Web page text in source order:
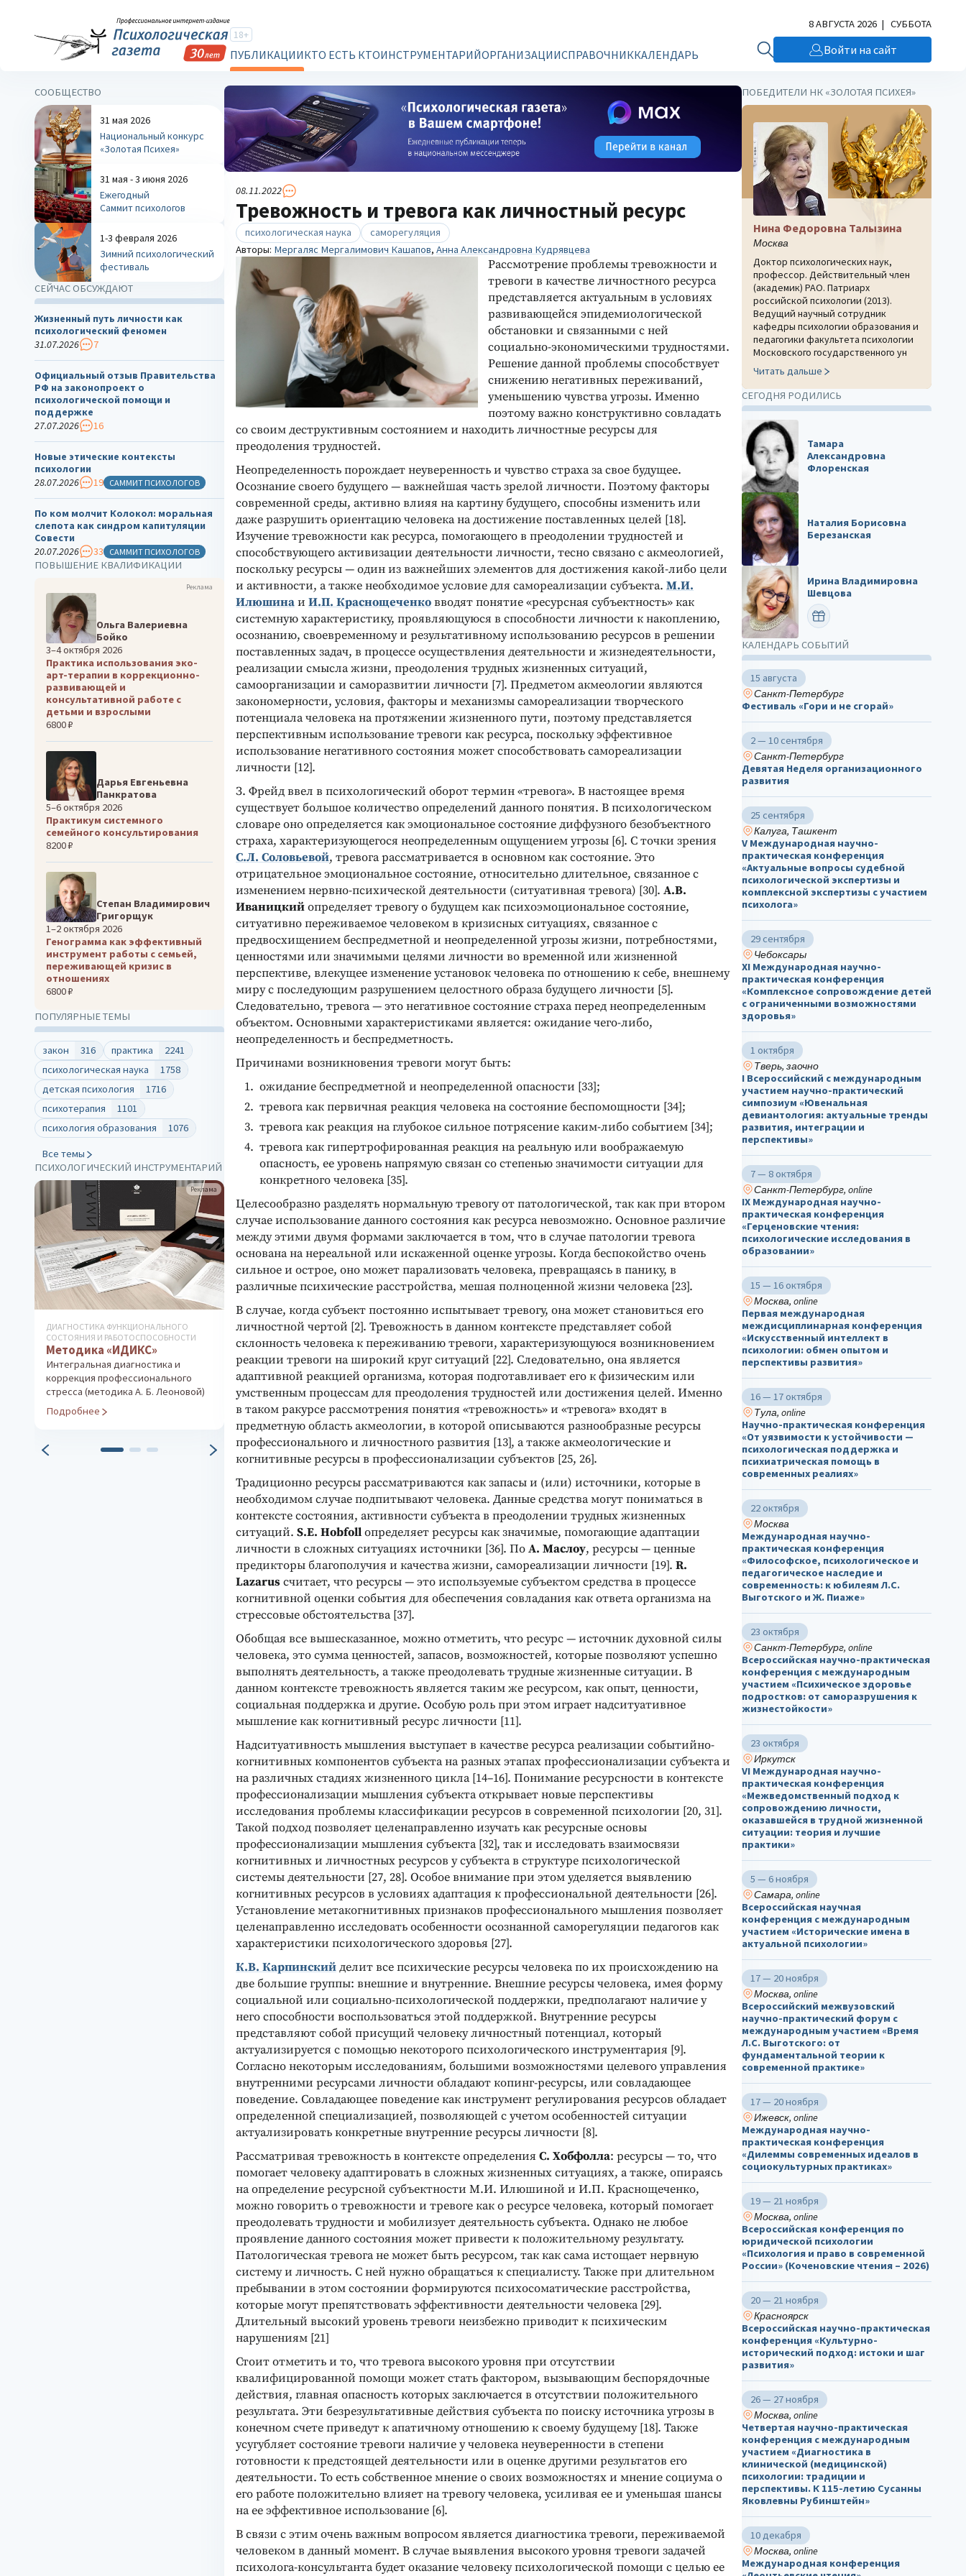
18+
ПУБЛИКАЦИИКТО ЕСТЬ КТОИНСТРУМЕНТАРИЙОРГАНИЗАЦИИСПРАВОЧНИККАЛЕНДАРЬ
8 АВГУСТА 2026 | СУББОТА
Войти на сайт
08.11.2022
Тревожность и тревога как личностный ресурс
психологическая наука
саморегуляция
Авторы: Мергаляс Мергалимович Кашапов, Анна Александровна Кудрявцева
Рассмотрение проблемы тревожности и
тревоги в качестве личностного ресурса
представляется актуальным в условиях
развивающейся эпидемиологической
обстановки и связанными с ней
социально-экономическими трудностями.
Решение данной проблемы способствует
снижению негативных переживаний,
уменьшению чувства угрозы. Именно
поэтому важно конструктивно совладать
со своим деструктивным состоянием и находить личностные ресурсы для
преодоления трудностей.
Неопределенность порождает неуверенность и чувство страха за свое будущее.
Осознание своего будущего — важнейшая часть зрелой личности. Поэтому факторы
современной среды, активно влияя на картину будущего, способны изменить или
даже разрушить ориентацию человека на достижение поставленных целей [18].
Изучение тревожности как ресурса, помогающего в преодолении трудностей и
способствующего активизации деятельности личности, тесно связано с акмеологией,
поскольку ресурсы — один из важнейших элементов для достижения какой-либо цели
и активности, а также необходимое условие для самореализации субъекта. М.И.
Илюшинаи И.П. Краснощеченковводят понятие «ресурсная субъектность» как
системную характеристику, проявляющуюся в способности личности к накоплению,
осознанию, своевременному и результативному использованию ресурсов в решении
поставленных задач, в процессе осуществления деятельности и жизнедеятельности,
реализации смысла жизни, преодоления трудных жизненных ситуаций,
самоорганизации и саморазвитии личности [7]. Предметом акмеологии являются
закономерности, условия, факторы и механизмы самореализации творческого
потенциала человека на протяжении жизненного пути, поэтому представляется
перспективным использование тревоги как ресурса, поскольку эффективное
использование негативного состояния может способствовать самореализации
личности [12].
З. Фрейд ввел в психологический оборот термин «тревога». В настоящее время
существует большое количество определений данного понятия. В психологическом
словаре оно определяется как эмоциональное состояние диффузного безобъектного
страха, характеризующегося неопределенным ощущением угрозы [6]. С точки зрения
С.Л. Соловьевой, тревога рассматривается в основном как состояние. Это
отрицательное эмоциональное состояние, относительно длительное, связанное с
изменением нервно-психической деятельности (ситуативная тревога) [30]. А.В.
Иваницкийопределяет тревогу о будущем как психоэмоциональное состояние,
ситуативно переживаемое человеком в кризисных ситуациях, связанное с
предвосхищением беспредметной и неопределенной угрозы жизни, потребностями,
ценностями или значимыми целями личности во временной или жизненной
перспективе, влекущее изменение установок человека по отношению к себе, внешнему
миру с последующим разрушением целостного образа будущего личности [5].
Следовательно, тревога — это негативное состояние страха перед неопределенным
объектом. Основными характеристиками является: ожидание чего-либо,
неопределенность и беспредметность.
Причинами возникновения тревоги могут быть:
ожидание беспредметной и неопределенной опасности [33];
тревога как первичная реакция человека на состояние беспомощности [34];
тревога как реакция на глубокое сильное потрясение каким-либо событием [34];
тревога как гипертрофированная реакция на реальную или воображаемую
опасность, ее уровень напрямую связан со степенью значимости ситуации для
конкретного человека [35].
Целесообразно разделять нормальную тревогу от патологической, так как при втором
случае использование данного состояния как ресурса невозможно. Основное различие
между этими двумя формами заключается в том, что в случае патологии тревога
основана на нереальной или искаженной оценке угрозы. Когда беспокойство очень
сильное и острое, оно может парализовать человека, превращаясь в панику, в
различные психические расстройства, мешая полноценной жизни человека [23].
В случае, когда субъект постоянно испытывает тревогу, она может становиться его
личностной чертой [2]. Тревожность в данном контексте представляет собой
склонность человека к переживанию тревоги, характеризующуюся возникновением
реакции тревоги на широкий круг ситуаций [22]. Следовательно, она является
адаптивной реакцией организма, которая подготавливает его к физическим или
умственным процессам для преодоления трудностей или достижения целей. Именно
в таком ракурсе рассмотрения понятия «тревожность» и «тревога» входят в
предметную область акмеологии, в которой описываются разнообразные ресурсы
профессионального и личностного развития [13], а также акмеологические и
когнитивные ресурсы в профессионализации субъектов [25, 26].
Традиционно ресурсы рассматриваются как запасы и (или) источники, которые в
необходимом случае подпитывают человека. Данные средства могут пониматься в
контексте состояния, активности субъекта в преодолении трудных жизненных
ситуаций. S.E. Hobfollопределяет ресурсы как значимые, помогающие адаптации
личности в сложных ситуациях источники [36]. ПоА. Маслоу, ресурсы — ценные
предикторы благополучия и качества жизни, самореализации личности [19]. R.
Lazarus считает, что ресурсы — это используемые субъектом средства в процессе
когнитивной оценки события для обеспечения совладания как ответа организма на
стрессовые обстоятельства [37].
Обобщая все вышесказанное, можно отметить, что ресурс — источник духовной силы
человека, это сумма ценностей, запасов, возможностей, которые позволяют успешно
выполнять деятельность, а также преодолевать трудные жизненные ситуации. В
данном контексте тревожность является таким же ресурсом, как опыт, ценности,
социальная поддержка и другие. Особую роль при этом играет надситуативное
мышление как когнитивный ресурс личности [11].
Надситуативность мышления выступает в качестве ресурса реализации событийно-
когнитивных компонентов субъекта на разных этапах профессионализации субъекта и
на различных стадиях жизненного цикла [14–16]. Понимание ресурсности в контексте
профессионализации мышления субъекта открывает новые перспективы
исследования проблемы классификации ресурсов в современной психологии [20, 31].
Такой подход позволяет целенаправленно изучать как ресурсные основы
профессионализации мышления субъекта [32], так и исследовать взаимосвязи
когнитивных и личностных ресурсов у субъекта в структуре психологической
системы деятельности [27, 28]. Особое внимание при этом уделяется выявлению
когнитивных ресурсов в условиях адаптация к профессиональной деятельности [26].
Установление метакогнитивных признаков профессионального мышления позволяет
целенаправленно исследовать особенности осознанной саморегуляции педагогов как
характеристики психологического здоровья [27].
К.В. Карпинскийделит все психические ресурсы человека по их происхождению на
две большие группы: внешние и внутренние. Внешние ресурсы человека, имея форму
социальной или социально-психологической поддержки, предполагают наличие у
него способности воспользоваться этой поддержкой. Внутренние ресурсы
представляют собой присущий человеку личностный потенциал, который
актуализируется с помощью некоторого психологического инструментария [9].
Согласно некоторым исследованиям, большими возможностями целевого управления
внутренними ресурсами личности обладают копинг-ресурсы, или совладающее
поведение. Совладающее поведение как инструмент регулирования ресурсов обладает
определенной специализацией, позволяющей с учетом особенностей ситуации
актуализировать конкретные внутренние ресурсы личности [8].
Рассматривая тревожность в контексте определения С. Хобфолла: ресурсы — то, что
помогает человеку адаптировать в сложных жизненных ситуациях, а также, опираясь
на определение ресурсной субъектности М.И. Илюшиной и И.П. Краснощеченко,
можно говорить о тревожности и тревоге как о ресурсе человека, который помогает
преодолевать трудности и мобилизует деятельность субъекта. Однако не любое
проявление данного состояния может привести к положительному результату.
Патологическая тревога не может быть ресурсом, так как сама истощает нервную
систему и личность. С ней нужно обращаться к специалисту. Также при длительном
пребывании в этом состоянии формируются психосоматические расстройства,
которые могут препятствовать эффективности деятельности человека [29].
Длительный высокий уровень тревоги неизбежно приводит к психическим
нарушениям [21]
Стоит отметить и то, что тревога высокого уровня при отсутствии
квалифицированной помощи может стать фактором, вызывающим беспорядочные
действия, главная опасность которых заключается в отсутствии положительного
результата. Эти безрезультативные действия субъекта по поиску источника угрозы в
конечном счете приведут к апатичному отношению к своему будущему [18]. Также
усугубляет состояние тревоги наличие у человека неуверенности в степени
готовности к предстоящей деятельности или в оценке другими результатов его
деятельности. То есть собственное мнение о своих возможностях и мнение социума о
его работе положительно влияет на тревогу человека, усиливая ее и уменьшая шансы
на ее эффективное использование [6].
В связи с этим очень важным вопросом является диагностика тревоги, переживаемой
человеком в данный момент. В случае выявления высокого уровня тревоги задачей
психолога-консультанта будет оказание человеку психологической помощи с целью ее
СООБЩЕСТВО
31 мая 2026
Национальный конкурс
«Золотая Психея»
31 мая - 3 июня 2026
Ежегодный
Саммит психологов
1-3 февраля 2026
Зимний психологический
фестиваль
СЕЙЧАС ОБСУЖДАЮТ
Жизненный путь личности как
психологический феномен
31.07.2026
7
Официальный отзыв Правительства
РФ на законопроект о
психологической помощи и
поддержке
27.07.2026
16
Новые этические контексты
психологии
28.07.2026
19 САММИТ ПСИХОЛОГОВ
По ком молчит Колокол: моральная
слепота как синдром капитуляции
Совести
20.07.2026
33 САММИТ ПСИХОЛОГОВ
ПОВЫШЕНИЕ КВАЛИФИКАЦИИ
Реклама
Ольга Валериевна
Бойко
3–4 октября 2026
Практика использования эко-
арт-терапии в коррекционно-
развивающей и
консультативной работе с
детьми и взрослыми
6800 ₽
Дарья Евгеньевна
Панкратова
5–6 октября 2026
Практикум системного
семейного консультирования
8200 ₽
Степан Владимирович
Григорщук
1–2 октября 2026
Генограмма как эффективный
инструмент работы с семьей,
переживающей кризис в
отношениях
6800 ₽
ПОПУЛЯРНЫЕ ТЕМЫ
закон 316 практика
2241
психологическая наука
1758
детская психология
1716
психотерапия
1101
психология образования
1076
Все темы
ПСИХОЛОГИЧЕСКИЙ ИНСТРУМЕНТАРИЙ
Реклама
ДИАГНОСТИКА ФУНКЦИОНАЛЬНОГО
СОСТОЯНИЯ И РАБОТОСПОСОБНОСТИ
Методика «ИДИКС»
Интегральная диагностика и
коррекция профессионального
стресса (методика А. Б. Леоновой)
Подробнее
Реклама
LUSCHER СOLOR TEST. ТЕСТ ЛЮШЕРА
Цветовой комплекс
Оригинальный тест Люшера и
анализ конфликтов
Подробнее
ПРОЕКТИВНЫЕ КАРТЫ
Вид из твоего окна
Метафорические ассоциативные
карты для работы с образом Я и
внутренними ресурсами личности
Подробнее
ПОБЕДИТЕЛИ НК «ЗОЛОТАЯ ПСИХЕЯ»
Нина Федоровна Талызина
Москва
Доктор психологических наук,
профессор. Действительный член
(академик) РАО. Патриарх
российской психологии (2013).
Ведущий научный сотрудник
кафедры психологии образования и
педагогики факультета психологии
Московского государственного ун
Читать дальше
СЕГОДНЯ РОДИЛИСЬ
Тамара
Александровна
Флоренская
Наталия Борисовна
Березанская
Ирина Владимировна
Шевцова
ПОЗДРАВИТЬ
КАЛЕНДАРЬ СОБЫТИЙ
15 августа
Санкт-Петербург
Фестиваль «Гори и не сгорай»
2 — 10 сентября
Санкт-Петербург
Девятая Неделя организационного
развития
25 сентября
Калуга, Ташкент
V Международная научно-
практическая конференция
«Актуальные вопросы судебной
психологической экспертизы и
комплексной экспертизы с участием
психолога»
29 сентября
Чебоксары
ХΙ Международная научно-
практическая конференция
«Комплексное сопровождение детей
с ограниченными возможностями
здоровья»
1 октября
Тверь, заочно
I Всероссийский с международным
участием научно-практический
симпозиум «Ювенальная
девиантология: актуальные тренды
развития, интеграции и
перспективы»
7 — 8 октября
Санкт-Петербург, online
IX Международная научно-
практическая конференция
«Герценовские чтения:
психологические исследования в
образовании»
15 — 16 октября
Москва, online
Первая международная
междисциплинарная конференция
«Искусственный интеллект в
психологии: обмен опытом и
перспективы развития»
16 — 17 октября
Тула, online
Научно-практическая конференция
«От уязвимости к устойчивости —
психологическая поддержка и
психиатрическая помощь в
современных реалиях»
22 октября
Москва
Международная научно-
практическая конференция
«Философское, психологическое и
педагогическое наследие и
современность: к юбилеям Л.С.
Выготского и Ж. Пиаже»
23 октября
Санкт-Петербург, online
Всероссийская научно-практическая
конференция с международным
участием «Психическое здоровье
подростков: от саморазрушения к
жизнестойкости»
23 октября
Иркутск
VI Международная научно-
практическая конференция
«Межведомственный подход к
сопровождению личности,
оказавшейся в трудной жизненной
ситуации: теория и лучшие
практики»
5 — 6 ноября
Самара, online
Всероссийская научная
конференция с международным
участием «Исторические имена в
актуальной психологии»
17 — 20 ноября
Москва, online
Всероссийский межвузовский
научно-практический форум с
международным участием «Время
Л.С. Выготского: от
фундаментальной теории к
современной практике»
17 — 20 ноября
Ижевск, online
Международная научно-
практическая конференция
«Дилеммы современных идеалов в
социокультурных практиках»
19 — 21 ноября
Москва, online
Всероссийская конференция по
юридической психологии
«Психология и право в современной
России» (Коченовские чтения – 2026)
20 — 21 ноября
Красноярск
Всероссийская научно-практическая
конференция «Культурно-
исторический подход: истоки и шаг
развития»
26 — 27 ноября
Москва, online
Четвертая научно-практическая
конференция с международным
участием «Диагностика в
клинической (медицинской)
психологии: традиции и
перспективы. К 115-летию Сусанны
Яковлевны Рубинштейн»
10 декабря
Москва, online
Международная конференция